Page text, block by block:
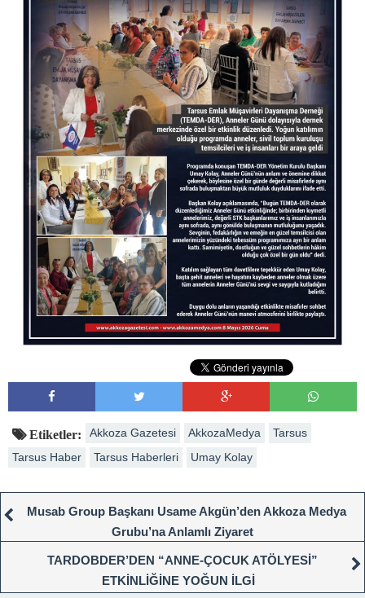
Etiketler: Akkoza Gazetesi AkkozaMedya
Tarsus
Tarsus Haber
Tarsus Haberleri Umay Kolay
Musab Group Başkanı Usame Akgün’den Akkoza Medya
Grubu’na Anlamlı Ziyaret
TARDOBDER’DEN “ANNE-ÇOCUK ATÖLYESİ”
ETKİNLİĞİNE YOĞUN İLGİ